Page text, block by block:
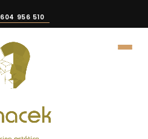
604 956 510